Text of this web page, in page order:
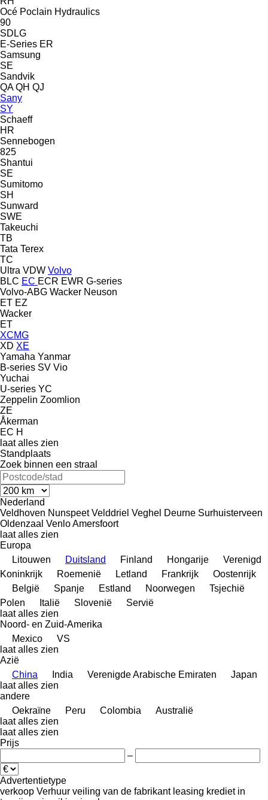
Océ Poclain Hydraulics
90
SDLG
E-Series ER
Samsung
SE
Sandvik
QA QH QJ
Sany
SY
Schaeff
HR
Sennebogen
825
Shantui
SE
Sumitomo
SH
Sunward
SWE
Takeuchi
TB
Tata Terex
TC
Ultra VDW Volvo
BLC EC ECR EWR G-series
Volvo-ABG Wacker Neuson
ET EZ
Wacker
ET
XCMG
XD XE
Yamaha Yanmar
B-series SV Vio
Yuchai
U-series YC
Zeppelin Zoomlion
ZE
Åkerman
EC H
laat alles zien
Standplaats
Zoek binnen een straal
Nederland
Veldhoven Nunspeet Velddriel Veghel Deurne Surhuisterveen
Oldenzaal VenloAmersfoort
laat alles zien
Europa
Litouwen
Duitsland Finland Hongarije
Verenigd
Koninkrijk
Roemenië Letland Frankrijk
Oostenrijk
België
Spanje Estland Noorwegen
Tsjechië
Polen
Italië Slovenië
Servië
laat alles zien
Noord- en Zuid-Amerika
Mexico
VS
laat alles zien
Azië
China
India Verenigde Arabische Emiraten
Japan
laat alles zien
andere
Oekraïne
Peru Colombia
Australië
laat alles zien
laat alles zien
Prijs
–
Advertentietype
verkoop Verhuur veiling van de fabrikant leasing krediet in